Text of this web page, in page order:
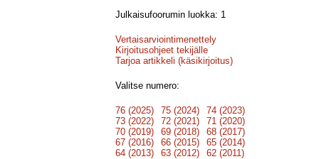
Julkaisufoorumin luokka: 1
Vertaisarviointimenettely
Kirjoitusohjeet tekijälle
Tarjoa artikkeli (käsikirjoitus)
Valitse numero:
76 (2025) 75 (2024)
74 (2023)
73 (2022)
72 (2021)
71 (2020)
70 (2019)
69 (2018)
68 (2017)
67 (2016)
66 (2015)
65 (2014)
64 (2013)
63 (2012)
62 (2011)